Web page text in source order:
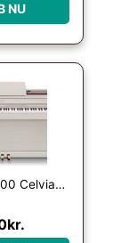
NU
Casio AP-300 Celviano – El Klaver – Grå
kr.